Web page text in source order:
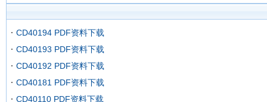
CD40194 PDF资料下载
CD40193 PDF资料下载
CD40192 PDF资料下载
CD40181 PDF资料下载
CD40110 PDF资料下载